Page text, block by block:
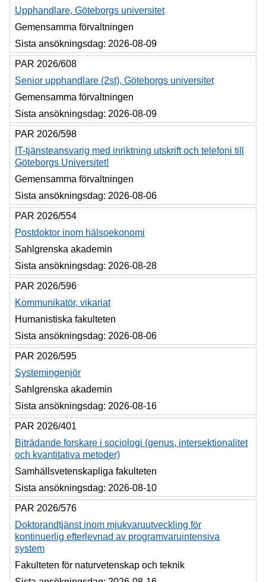
Upphandlare, Göteborgs universitet
Gemensamma förvaltningen
Sista ansökningsdag: 2026-08-09
PAR 2026/608
Senior upphandlare (2st), Göteborgs universitet
Gemensamma förvaltningen
Sista ansökningsdag: 2026-08-09
PAR 2026/598
IT-tjänsteansvarig med inriktning utskrift och telefoni till
Göteborgs Universitet!
Gemensamma förvaltningen
Sista ansökningsdag: 2026-08-06
PAR 2026/554
Postdoktor inom hälsoekonomi
Sahlgrenska akademin
Sista ansökningsdag: 2026-08-28
PAR 2026/596
Kommunikatör, vikariat
Humanistiska fakulteten
Sista ansökningsdag: 2026-08-06
PAR 2026/595
Systemingenjör
Sahlgrenska akademin
Sista ansökningsdag: 2026-08-16
PAR 2026/401
Biträdande forskare i sociologi (genus, intersektionalitet
och kvantitativa metoder)
Samhällsvetenskapliga fakulteten
Sista ansökningsdag: 2026-08-10
PAR 2026/576
Doktorandtjänst inom mjukvaruutveckling för
kontinuerlig efterlevnad av programvaruintensiva
system
Fakulteten för naturvetenskap och teknik